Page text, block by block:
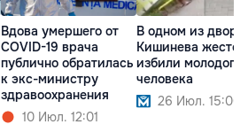
Вдова умершего от
COVID-19 врача
публично обратилась
к экс-министру
здравоохранения
10 Июл. 12:01
В одном из
Кишинева
избили молодого
человека
26 Июл. 15:00